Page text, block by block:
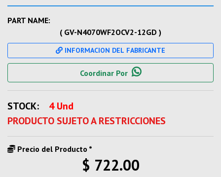
PART NAME:
( GV-N4070WF2OCV2-12GD )
INFORMACION DEL FABRICANTE
Coordinar Por
STOCK:
4 Und
PRODUCTO SUJETO A RESTRICCIONES
Precio del Producto *
$ 722.00